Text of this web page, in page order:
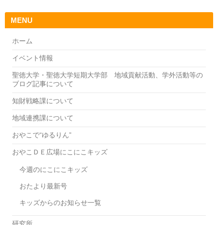
MENU
ホーム
イベント情報
聖徳大学・聖徳大学短期大学部 地域貢献活動、学外活動等の
ブログ記事について
知財戦略課について
地域連携課について
おやこで“ゆるりん”
おやこＤＥ広場にこにこキッズ
今週のにこにこキッズ
おたより最新号
キッズからのお知らせ一覧